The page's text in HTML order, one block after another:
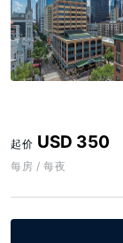
起价 USD 350
每房 / 每夜